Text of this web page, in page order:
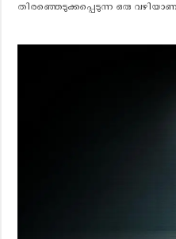
തിരഞ്ഞെടുക്കപ്പെടുന്ന ഒരു